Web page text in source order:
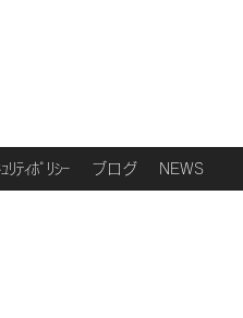
ﾘﾃｨﾎﾟﾘｼｰ ブログ NEWS